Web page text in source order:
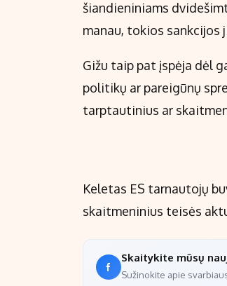
šiandieniniams
manau, tokios sankcijos
Gižu taip pat įspėja dėl
politikų ar pareigūnų
tarptautinius ar
Keletas ES tarnautojų
skaitmeninius teisės
Skaitykite mūsų
Sužinokite apie